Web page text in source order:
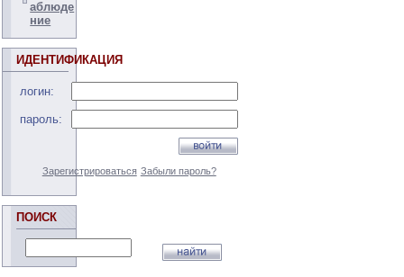
аблюде
ние
ИДЕНТИФИКАЦИЯ
логин:
пароль:
Зарегистрироваться Забыли пароль?
ПОИСК